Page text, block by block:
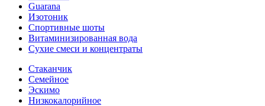
Guarana
Изотоник
Спортивные шоты
Витаминизированная вода
Сухие смеси и концентраты
Стаканчик
Семейное
Эскимо
Низкокалорийное